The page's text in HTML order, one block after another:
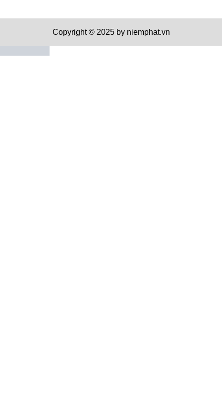
Copyright © 2025 by niemphat.vn